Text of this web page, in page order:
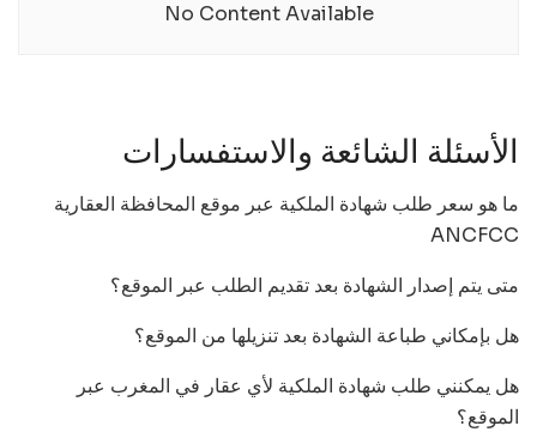
No Content Available
الأسئلة الشائعة والاستفسارات
ما هو سعر طلب شهادة الملكية عبر موقع المحافظة العقارية
ANCFCC
متى يتم إصدار الشهادة بعد تقديم الطلب عبر الموقع؟
هل بإمكاني طباعة الشهادة بعد تنزيلها من الموقع؟
هل يمكنني طلب شهادة الملكية لأي عقار في المغرب عبر
الموقع؟